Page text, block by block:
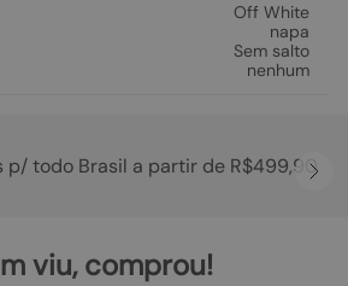
Off White
napa
Sem salto
nenhum
p/ todo Brasil a partir de R$499,90
viu, comprou!